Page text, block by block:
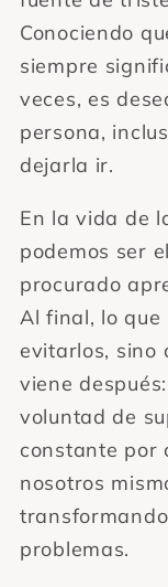
Conociendo
siempre
veces, es
persona,
dejarla ir.
En la vida de
podemos ser
procurado
Al final, lo
evitarlos, sino
viene
voluntad de
constante por
nosotros
problemas.